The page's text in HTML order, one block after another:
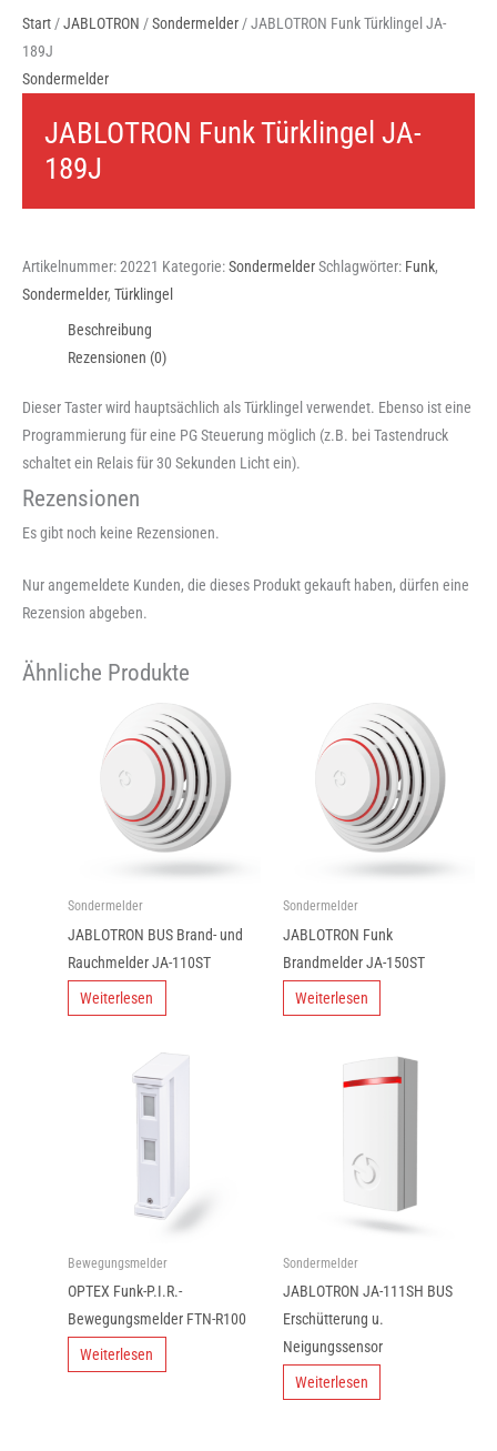
Start /JABLOTRON /Sondermelder / JABLOTRON Funk Türklingel JA-
189J
Sondermelder
JABLOTRON Funk Türklingel JA-
189J
Artikelnummer:20221 Kategorie:SondermelderSchlagwörter: Funk,
Sondermelder, Türklingel
Beschreibung
Rezensionen (0)
Dieser Taster wird hauptsächlich als Türklingel verwendet. Ebenso ist eine
Programmierung für eine PG Steuerung möglich (z.B. bei Tastendruck
schaltet ein Relais für 30 Sekunden Licht ein).
Rezensionen
Es gibt noch keine Rezensionen.
Nur angemeldete Kunden, die dieses Produkt gekauft haben, dürfen eine
Rezension abgeben.
Ähnliche Produkte
Sondermelder
JABLOTRON BUS Brand- und
Rauchmelder JA-110ST
Weiterlesen
Sondermelder
JABLOTRON Funk
Brandmelder JA-150ST
Weiterlesen
Bewegungsmelder
OPTEX Funk-P.I.R.-
Bewegungsmelder FTN-R100
Weiterlesen
Sondermelder
JABLOTRON JA-111SH BUS
Erschütterung u.
Neigungssensor
Weiterlesen